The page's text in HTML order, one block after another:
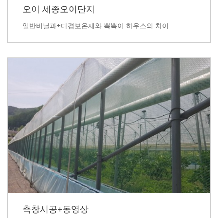
오이 세종오이단지
일반비닐과+다겹보온재와 뽁뽁이 하우스의 차이
측창시공+동영상